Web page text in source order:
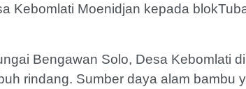
Kebomlati Moenidjan kepada
Bengawan Solo, Desa Kebomlati
rindang. Sumber daya alam bambu